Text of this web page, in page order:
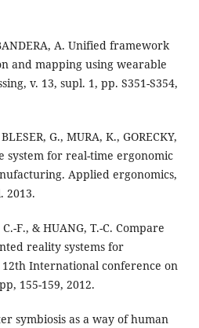
A. Unified framework
and mapping using wearable
v. 13, supl. 1, pp. S351-S354,
G., MURA, K., GORECKY,
system for real-time ergonomic
Applied ergonomics,
2013.
F., & HUANG, T.-C. Compare
reality systems for
International conference on
155-159, 2012.
symbiosis as a way of human